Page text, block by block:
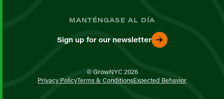
MANTÉNGASE AL DÍA
Sign up for our newsletter
© GrowNYC 2026
Privacy PolicyTerms & ConditionsExpected Behavior